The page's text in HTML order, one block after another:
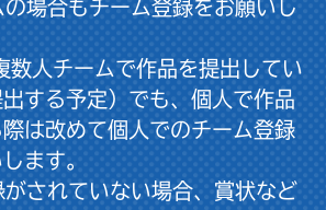
場合もチーム登録をお願いし
数人チームで作品を提出してい
する予定）でも、個人で作品
は改めて個人でのチーム登録
ます。
されていない場合、賞状など